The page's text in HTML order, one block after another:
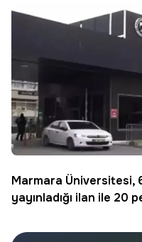
Marmara Üniversitesi,
yayınladığı ilan ile 20